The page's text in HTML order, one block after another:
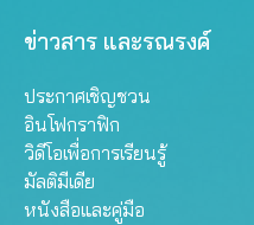
ข่าวสาร และรณรงค์
ประกาศเชิญชวน
อินโฟกราฟิก
วิดีโอเพื่อการเรียนรู้
มัลติมีเดีย
หนังสือและคู่มือ